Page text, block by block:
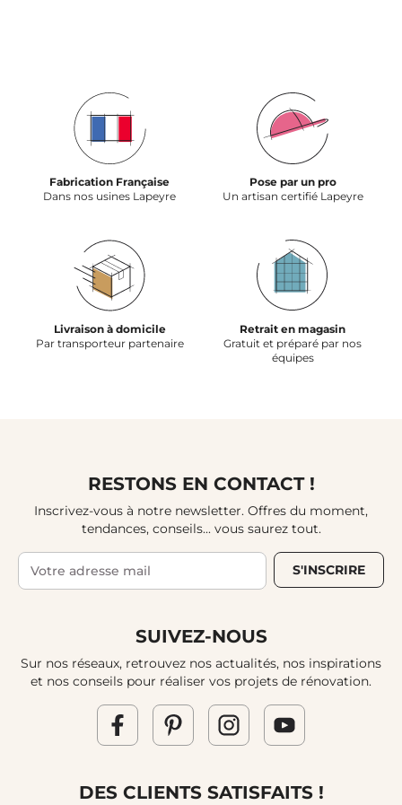
Fabrication Française
Dans nos usines Lapeyre
Pose par un pro
Un artisan certifié Lapeyre
Livraison à domicile
Par transporteur partenaire
Retrait en magasin
Gratuit et préparé par nos
équipes
RESTONS EN CONTACT !
Inscrivez-vous à notre newsletter. Offres du moment,
tendances, conseils... vous saurez tout.
S'INSCRIRE
SUIVEZ-NOUS
Sur nos réseaux, retrouvez nos actualités, nos inspirations
et nos conseils pour réaliser vos projets de rénovation.
DES CLIENTS SATISFAITS !